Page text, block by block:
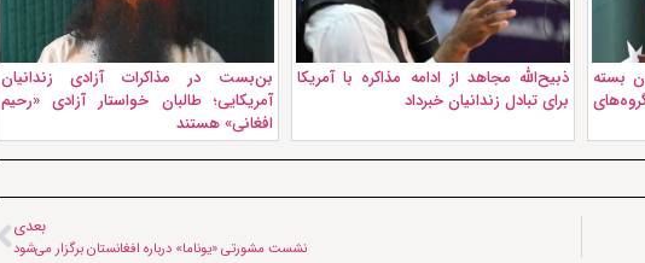
بسته
ذبیح‌الله مجاهد از ادامه مذاکره با آمریکا
برای تبادل زندانیان خبرداد
بن‌بست در مذاکرات آزادی زندانیان
آمریکایی؛ طالبان خواستار آزادی «رحیم
افغانی» هستند
بعدی
نشست مشورتی «یوناما» درباره افغانستان برگزار می‌شود